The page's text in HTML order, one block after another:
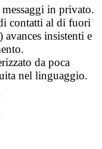
in privato.
contatti al di fuori
insistenti e
da poca
nel linguaggio.